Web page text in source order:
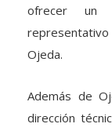
ofrecer un
Ojeda.
Además de
dirección